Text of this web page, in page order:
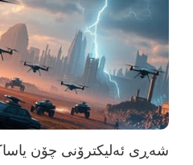
شەڕی ئەلیکترۆنی چۆن